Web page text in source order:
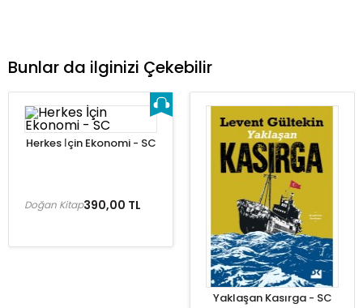
Bunlar da ilginizi Çekebilir
Herkes İçin Ekonomi - SC
390,00 TL
Doğan Kitap
Yaklaşan Kasırga - SC